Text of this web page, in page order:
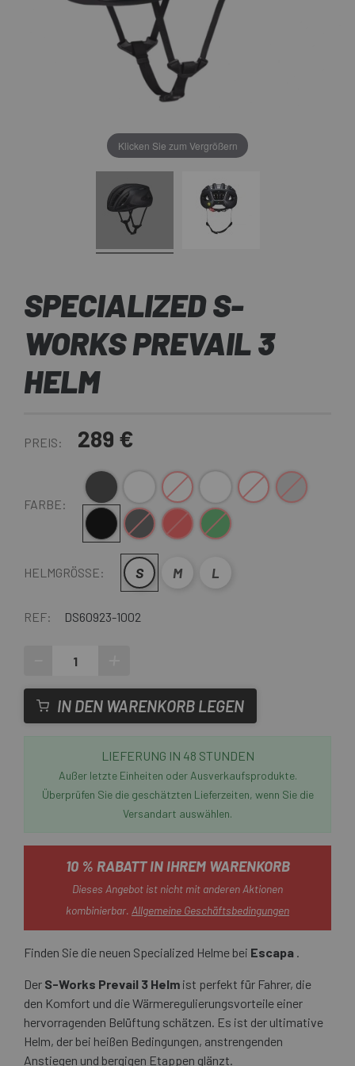
Klicken Sie zum Vergrößern
SPECIALIZED S-
WORKS PREVAIL 3
HELM
PREIS: 289 €
FARBE:
Anthrazit weiß grau
Schwarz-Weiss
weiß GrünGrau Grün
Schwarz
Schwarz-Weiss
RotDunkelgrün
HELMGRÖSSE: S M L
REF: DS60923-1002
IN DEN WARENKORB LEGEN
LIEFERUNG IN 48 STUNDEN
Außer letzte Einheiten oder Ausverkaufsprodukte.
Überprüfen Sie die geschätzten Lieferzeiten, wenn Sie die
Versandart auswählen.
10 % RABATT IN IHREM WARENKORB
Dieses Angebot ist nicht mit anderen Aktionen
kombinierbar. Allgemeine Geschäftsbedingungen
Finden Sie die neuen Specialized Helme bei Escapa .
Der S-Works Prevail 3 Helm ist perfekt für Fahrer, die
den Komfort und die Wärmeregulierungsvorteile einer
hervorragenden Belüftung schätzen. Es ist der ultimative
Helm, der bei heißen Bedingungen, anstrengenden
Anstiegen und bergigen Etappen glänzt.